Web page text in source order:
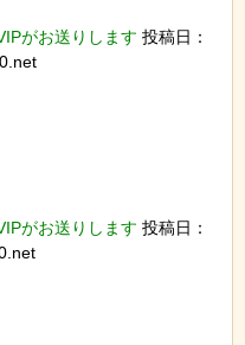
がお送りします 投稿日：
がお送りします 投稿日：